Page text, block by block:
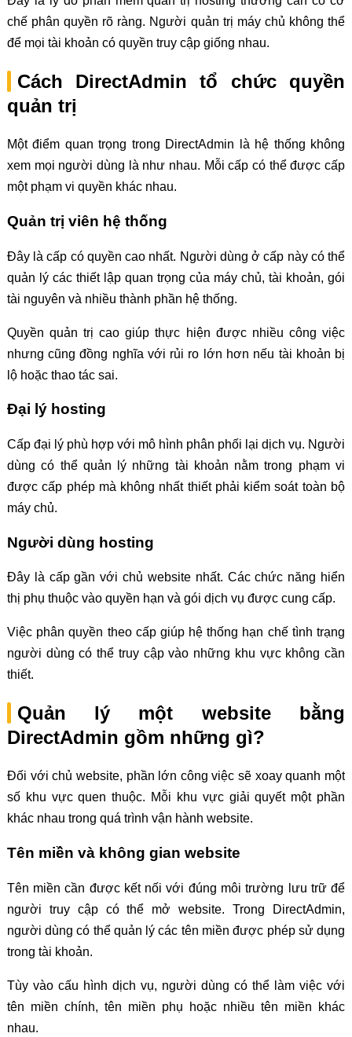
chế phân quyền rõ ràng. Người quản trị máy chủ không thể
để mọi tài khoản có quyền truy cập giống nhau.
Cách DirectAdmin tổ chức quyền
quản trị
Một điểm quan trọng trong DirectAdmin là hệ thống không
xem mọi người dùng là như nhau. Mỗi cấp có thể được cấp
một phạm vi quyền khác nhau.
Quản trị viên hệ thống
Đây là cấp có quyền cao nhất. Người dùng ở cấp này có thể
quản lý các thiết lập quan trọng của máy chủ, tài khoản, gói
tài nguyên và nhiều thành phần hệ thống.
Quyền quản trị cao giúp thực hiện được nhiều công việc
nhưng cũng đồng nghĩa với rủi ro lớn hơn nếu tài khoản bị
lộ hoặc thao tác sai.
Đại lý hosting
Cấp đại lý phù hợp với mô hình phân phối lại dịch vụ. Người
dùng có thể quản lý những tài khoản nằm trong phạm vi
được cấp phép mà không nhất thiết phải kiểm soát toàn bộ
máy chủ.
Người dùng hosting
Đây là cấp gần với chủ website nhất. Các chức năng hiển
thị phụ thuộc vào quyền hạn và gói dịch vụ được cung cấp.
Việc phân quyền theo cấp giúp hệ thống hạn chế tình trạng
người dùng có thể truy cập vào những khu vực không cần
thiết.
Quản lý một website bằng
DirectAdmin gồm những gì?
Đối với chủ website, phần lớn công việc sẽ xoay quanh một
số khu vực quen thuộc. Mỗi khu vực giải quyết một phần
khác nhau trong quá trình vận hành website.
Tên miền và không gian website
Tên miền cần được kết nối với đúng môi trường lưu trữ để
người truy cập có thể mở website. Trong DirectAdmin,
người dùng có thể quản lý các tên miền được phép sử dụng
trong tài khoản.
Tùy vào cấu hình dịch vụ, người dùng có thể làm việc với
tên miền chính, tên miền phụ hoặc nhiều tên miền khác
nhau.